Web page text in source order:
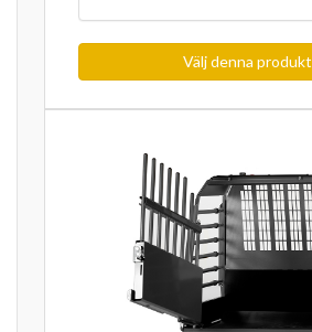
Välj denna produkt